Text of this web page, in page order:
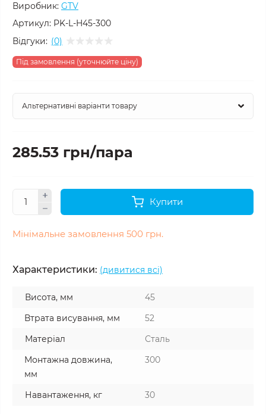
Виробник: GTV
Артикул: PK-L-H45-300
Відгуки: (0)
Під замовлення (уточнюйте ціну)
285.53 грн/пара
Купити
Мінімальне замовлення 500 грн.
Характеристики: (дивитися всі)
Висота, мм
45
Втрата висування, мм
52
Матеріал
Сталь
Монтажна довжина,
мм
300
Навантаження, кг 30